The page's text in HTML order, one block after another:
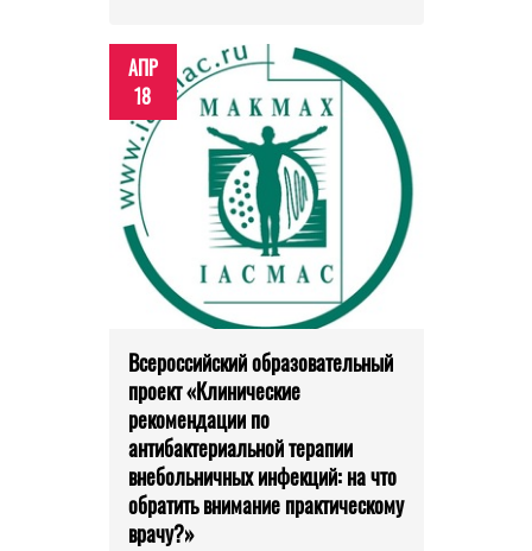
АПР
18
Всероссийский образовательный
проект «Клинические
рекомендации по
антибактериальной терапии
внебольничных инфекций: на что
обратить внимание практическому
врачу?»